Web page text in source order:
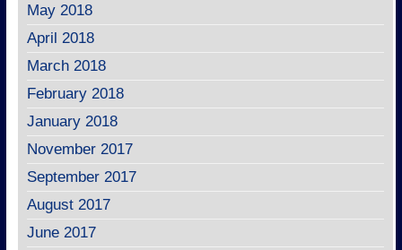
May 2018
April 2018
March 2018
February 2018
January 2018
November 2017
September 2017
August 2017
June 2017